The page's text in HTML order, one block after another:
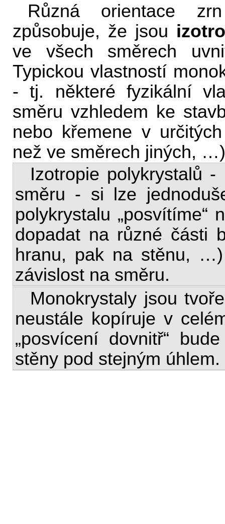
Různá orientace
způsobuje, že jsou
ve všech směrech
Typickou vlastností
- tj. některé fyzikální
směru vzhledem ke
nebo křemene v
než ve směrech jiných,
Izotropie polykrystalů
směru - si lze
polykrystalu „posvítíme“
dopadat na různé části
hranu, pak na stěnu,
závislost na směru.
Monokrystaly jsou
neustále kopíruje v
„posvícení dovnitř“
stěny pod stejným úhlem.